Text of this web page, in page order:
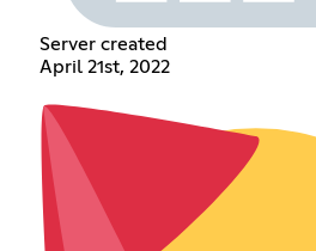
Server created
April 21st, 2022